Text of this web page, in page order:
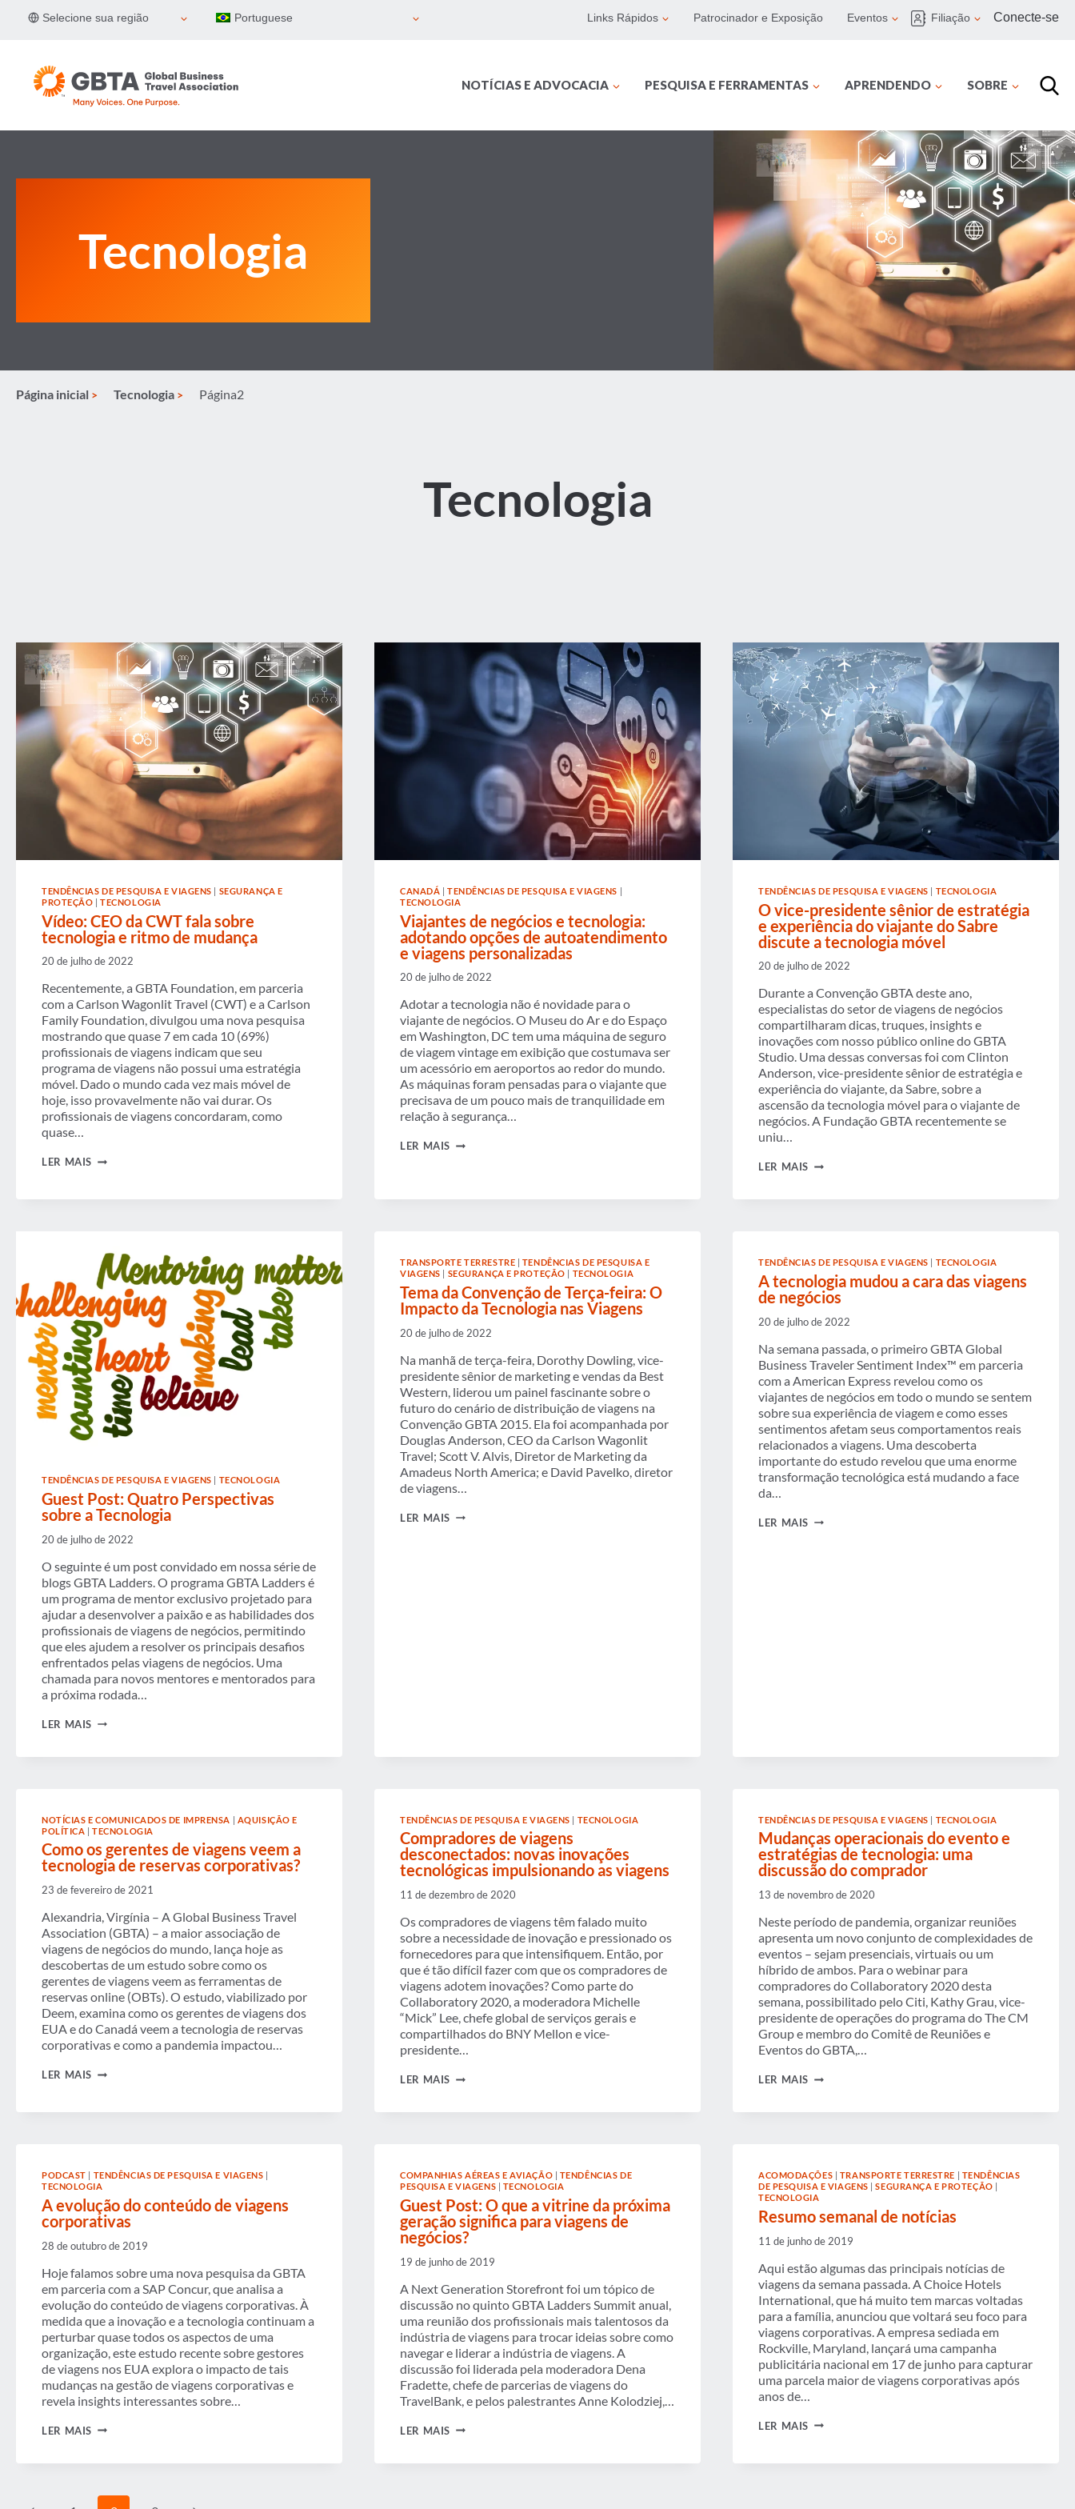
Selecione sua região Portuguese Links Rápidos Patrocinador e Exposição Eventos Filiação Conecte-se
NOTÍCIAS E ADVOCACIA PESQUISA E FERRAMENTAS APRENDENDO SOBRE
Tecnologia
Página inicial Tecnologia Página2
Tecnologia
TENDÊNCIAS DE PESQUISA E VIAGENS | SEGURANÇA E
PROTEÇÃO |TECNOLOGIA
Vídeo: CEO da CWT fala sobre
tecnologia e ritmo de mudança
20 de julho de 2022
Recentemente, a GBTA Foundation, em parceria
com a Carlson Wagonlit Travel (CWT) e a Carlson
Family Foundation, divulgou uma nova pesquisa
mostrando que quase 7 em cada 10 (69%)
profissionais de viagens indicam que seu
programa de viagens não possui uma estratégia
móvel. Dado o mundo cada vez mais móvel de
hoje, isso provavelmente não vai durar. Os
profissionais de viagens concordaram, como
quase…
LER MAIS VÍDEO:
CWT
RITMO
DE
MUDANÇA
CANADÁ |TENDÊNCIAS DE PESQUISA E VIAGENS |
TECNOLOGIA
Viajantes de negócios e tecnologia:
adotando opções de autoatendimento
e viagens personalizadas
20 de julho de 2022
Adotar a tecnologia não é novidade para o
viajante de negócios. O Museu do Ar e do Espaço
em Washington, DC tem uma máquina de seguro
de viagem vintage em exibição que costumava ser
um acessório em aeroportos ao redor do mundo.
As máquinas foram pensadas para o viajante que
precisava de um pouco mais de tranquilidade em
relação à segurança…
LER MAIS VIAJANTES
E
VIAGENS
PERSONALIZADAS
TENDÊNCIAS DE PESQUISA E VIAGENS | TECNOLOGIA
O vice-presidente sênior de estratégia
e experiência do viajante do Sabre
discute a tecnologia móvel
20 de julho de 2022
Durante a Convenção GBTA deste ano,
especialistas do setor de viagens de negócios
compartilharam dicas, truques, insights e
inovações com nosso público online do GBTA
Studio. Uma dessas conversas foi com Clinton
Anderson, vice-presidente sênior de estratégia e
experiência do viajante, da Sabre, sobre a
ascensão da tecnologia móvel para o viajante de
negócios. A Fundação GBTA recentemente se
uniu…
LER MAIS O
SÊNIOR
DO
VIAJANTE
DO
SABRE
DISCUTE
A
TECNOLOGIA
MÓVEL
TENDÊNCIAS DE PESQUISA E VIAGENS TECNOLOGIA
Guest Post: Quatro Perspectivas
sobre a Tecnologia
20 de julho de 2022
O seguinte é um post convidado em nossa série de
blogs GBTA Ladders. O programa GBTA Ladders é
um programa de mentor exclusivo projetado para
ajudar a desenvolver a paixão e as habilidades dos
profissionais de viagens de negócios, permitindo
que eles ajudem a resolver os principais desafios
enfrentados pelas viagens de negócios. Uma
chamada para novos mentores e mentorados para
a próxima rodada…
LER MAIS GUEST
PERSPECTIVAS
TRANSPORTE TERRESTRE
TENDÊNCIAS DE PESQUISA E
VIAGENS
SEGURANÇA E PROTEÇÃO TECNOLOGIA
Tema da Convenção de Terça-feira: O
Impacto da Tecnologia nas Viagens
20 de julho de 2022
Na manhã de terça-feira, Dorothy Dowling, vice-
presidente sênior de marketing e vendas da Best
Western, liderou um painel fascinante sobre o
futuro do cenário de distribuição de viagens na
Convenção GBTA 2015. Ela foi acompanhada por
Douglas Anderson, CEO da Carlson Wagonlit
Travel; Scott V. Alvis, Diretor de Marketing da
Amadeus North America; e David Pavelko, diretor
de viagens…
LER MAIS TEMA
TENDÊNCIAS DE PESQUISA E VIAGENS TECNOLOGIA
A tecnologia mudou a cara das viagens
de negócios
20 de julho de 2022
Na semana passada, o primeiro GBTA Global
Business Traveler Sentiment Index™ em parceria
com a American Express revelou como os
viajantes de negócios em todo o mundo se sentem
sobre sua experiência de viagem e como esses
sentimentos afetam seus comportamentos reais
relacionados a viagens. Uma descoberta
importante do estudo revelou que uma enorme
transformação tecnológica está mudando a face
da…
LER MAIS A
NOTÍCIAS E COMUNICADOS DE IMPRENSA | AQUISIÇÃO E
POLÍTICA |TECNOLOGIA
Como os gerentes de viagens veem a
tecnologia de reservas corporativas?
23 de fevereiro de 2021
Alexandria, Virgínia – A Global Business Travel
Association (GBTA) – a maior associação de
viagens de negócios do mundo, lança hoje as
descobertas de um estudo sobre como os
gerentes de viagens veem as ferramentas de
reservas online (OBTs). O estudo, viabilizado por
Deem, examina como os gerentes de viagens dos
EUA e do Canadá veem a tecnologia de reservas
corporativas e como a pandemia impactou…
LER MAIS COMO
DE
DE
RESERVAS
CORPORATIVAS?
TENDÊNCIAS DE PESQUISA E VIAGENS | TECNOLOGIA
Compradores de viagens
desconectados: novas inovações
tecnológicas impulsionando as viagens
11 de dezembro de 2020
Os compradores de viagens têm falado muito
sobre a necessidade de inovação e pressionado os
fornecedores para que intensifiquem. Então, por
que é tão difícil fazer com que os compradores de
viagens adotem inovações? Como parte do
Collaboratory 2020, a moderadora Michelle
“Mick” Lee, chefe global de serviços gerais e
compartilhados do BNY Mellon e vice-
presidente…
LER MAIS COMPRADORES
DESCONECTADOS:
AS
VIAGENS
TENDÊNCIAS DE PESQUISA E VIAGENS | TECNOLOGIA
Mudanças operacionais do evento e
estratégias de tecnologia: uma
discussão do comprador
13 de novembro de 2020
Neste período de pandemia, organizar reuniões
apresenta um novo conjunto de complexidades de
eventos – sejam presenciais, virtuais ou um
híbrido de ambos. Para o webinar para
compradores do Collaboratory 2020 desta
semana, possibilitado pelo Citi, Kathy Grau, vice-
presidente de operações do programa do The CM
Group e membro do Comitê de Reuniões e
Eventos do GBTA,…
LER MAIS MUDANÇAS
EVENTO
UMA
DISCUSSÃO
DO
COMPRADOR
PODCAST TENDÊNCIAS DE PESQUISA E VIAGENS
TECNOLOGIA
A evolução do conteúdo de viagens
corporativas
28 de outubro de 2019
Hoje falamos sobre uma nova pesquisa da GBTA
em parceria com a SAP Concur, que analisa a
evolução do conteúdo de viagens corporativas. À
medida que a inovação e a tecnologia continuam a
perturbar quase todos os aspectos de uma
organização, este estudo recente sobre gestores
de viagens nos EUA explora o impacto de tais
mudanças na gestão de viagens corporativas e
revela insights interessantes sobre…
LER MAIS A
CONTEÚDO
COMPANHIAS AÉREAS E AVIAÇÃO
TENDÊNCIAS DE
PESQUISA E VIAGENS
TECNOLOGIA
Guest Post: O que a vitrine da próxima
geração significa para viagens de
negócios?
19 de junho de 2019
A Next Generation Storefront foi um tópico de
discussão no quinto GBTA Ladders Summit anual,
uma reunião dos profissionais mais talentosos da
indústria de viagens para trocar ideias sobre como
navegar e liderar a indústria de viagens. A
discussão foi liderada pela moderadora Dena
Fradette, chefe de parcerias de viagens do
TravelBank, e pelos palestrantes Anne Kolodziej,…
LER MAIS GUEST
QUE
ACOMODAÇÕES TRANSPORTE TERRESTRE
TENDÊNCIAS
DE PESQUISA E VIAGENS |SEGURANÇA E PROTEÇÃO
TECNOLOGIA
Resumo semanal de notícias
11 de junho de 2019
Aqui estão algumas das principais notícias de
viagens da semana passada. A Choice Hotels
International, que há muito tem marcas voltadas
para a família, anunciou que voltará seu foco para
viagens corporativas. A empresa sediada em
Rockville, Maryland, lançará uma campanha
publicitária nacional em 17 de junho para capturar
uma parcela maior de viagens corporativas após
anos de…
LER MAIS RESUMO
NOTÍCIAS